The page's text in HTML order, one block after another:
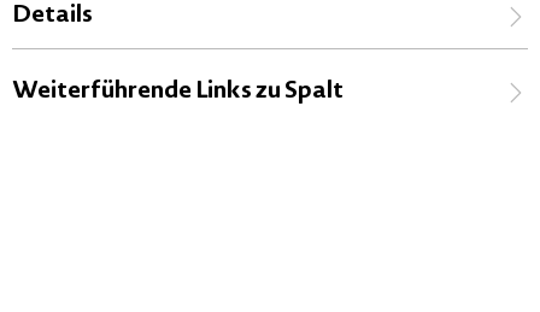
Details
Weiterführende Links zu Spalt